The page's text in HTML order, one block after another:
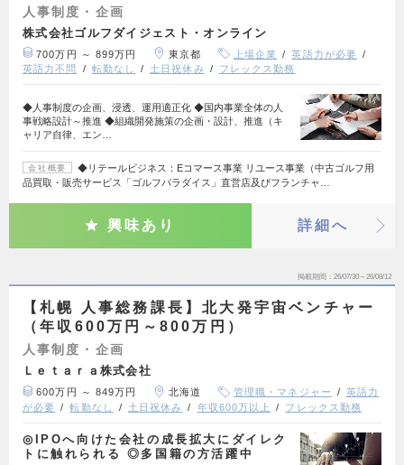
人事制度・企画
株式会社ゴルフダイジェスト・オンライン
700万円 ～ 899万円 東京都 上場企業
英語力が必要
英語力不問
転勤なし 土日祝休み フレックス勤務
◆人事制度の企画、浸透、運用適正化 ◆国内事業全体の人
事戦略設計～推進 ◆組織開発施策の企画・設計、推進（キ
ャリア自律、エン…
会社概要
◆リテールビジネス：Eコマース事業 リユース事業（中古ゴルフ用
品買取・販売サービス「ゴルフパラダイス」直営店及びフランチャ…
興味あり 詳細へ
掲載期間 26/07/30～26/08/12
【札幌 人事総務課長】北大発宇宙ベンチャー
（年収600万円～800万円）
人事制度・企画
Ｌｅｔａｒａ株式会社
600万円 ～ 849万円 北海道 管理職・マネジャー
英語力
が必要
転勤なし 土日祝休み 年収600万以上 フレックス勤務
◎IPOへ向けた会社の成長拡大にダイレク
トに触れられる ◎多国籍の方活躍中